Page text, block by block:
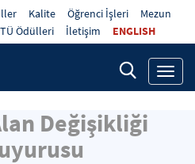
Kalite Öğrenci İşleri
Mezun
Ödülleri İletişim ENGLISH
Değişikliği